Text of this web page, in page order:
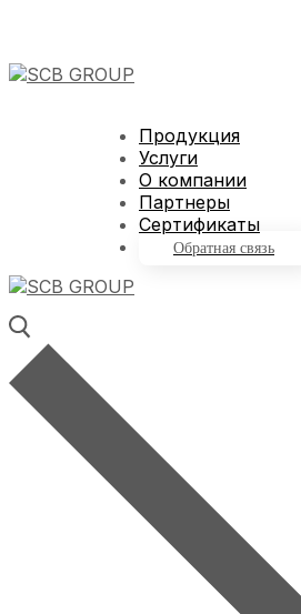
Продукция
Услуги
О компании
Партнеры
Сертификаты
Обратная связь